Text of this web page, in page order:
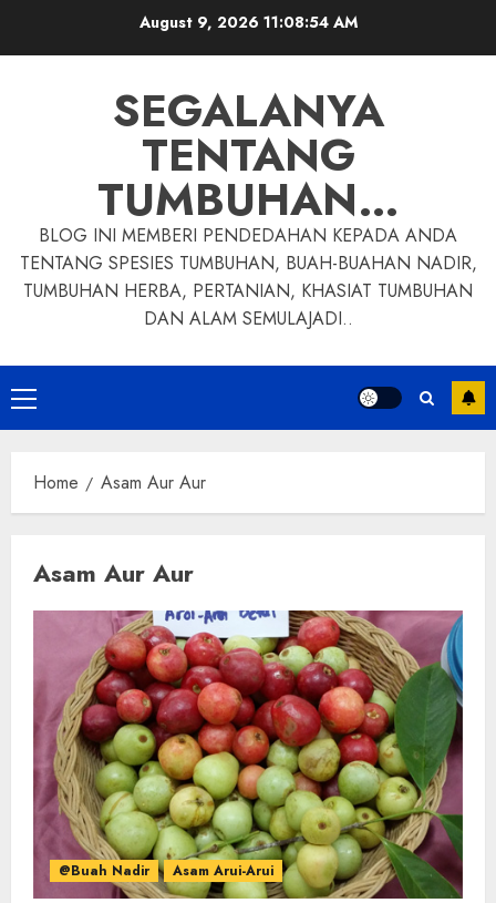
August 9, 2026 11:08:55 AM
SEGALANYA
TENTANG
TUMBUHAN…
BLOG INI MEMBERI PENDEDAHAN KEPADA ANDA
TENTANG SPESIES TUMBUHAN, BUAH-BUAHAN NADIR,
TUMBUHAN HERBA, PERTANIAN, KHASIAT TUMBUHAN
DAN ALAM SEMULAJADI..
Primary
Menu
Home Asam Aur Aur
Asam Aur Aur
@Buah Nadir Asam Arui-Arui